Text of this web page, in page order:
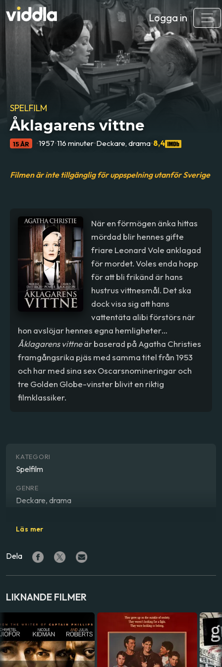
Logga in
SPELFILM
Åklagarens vittne
15 ÅR •1957•116 minuter•Deckare, drama•8,4
Filmen är inte tillgänglig för uppspelning utanför Sverige
När en förmögen änka hittas
mördad blir hennes gifte
friare Leonard Vole anklagad
för mordet. Voles enda hopp
för att bli frikänd är hans
hustrus vittnesmål. Det ska
dock visa sig att hans
vattentäta alibi förstörs när
hon avslöjar hennes egna hemligheter…
Åklagarens vittneär baserad på Agatha Christies
framgångsrika pjäs med samma titel från 1953
och har med sina sex Oscarsnomineringar och
tre Golden Globe-vinster blivit en riktig
filmklassiker.
KATEGORI
Spelfilm
GENRE
Deckare, drama
Billy Wilder
SKÅDESPELARE
USA
SPRÅK
Engelska
Läs mer
Dela
LIKNANDE FILMER